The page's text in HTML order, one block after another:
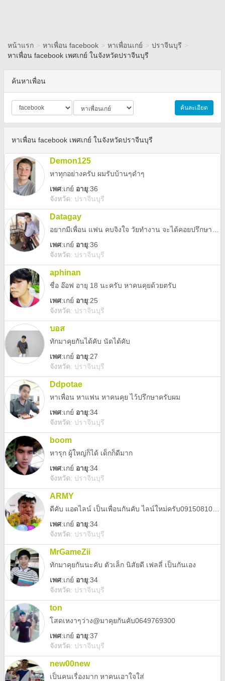
หน้าแรก > หาเพื่อน facebook > หาเพื่อนเกย์ > ปราจีนบุรี >
หาเพื่อน facebook เพศเกย์ ในจังหวัดปราจีนบุรี
ค้นหาเพื่อน
ค้นละเอียด
หาเพื่อน facebook เพศเกย์ ในจังหวัดปราจีนบุรี
Demon125
หาทุกอย่างครับ ผมรับบ้านๆดำๆ
เพศ:เกย์ อายุ:36
จังหวัด: ปราจีนบุรี
Datagay
เพศ:เกย์ อายุ:36
จังหวัด: ปราจีนบุรี
aphinan
ชื่อ อ๊อฟ อายุ 18 นะครับ หาคนคุยด้วยตรับ
เพศ:เกย์ อายุ:25
จังหวัด: ปราจีนบุรี
บอส
ทักมาคุยกันได้คับ นัดได้คับ
เพศ:เกย์ อายุ:27
จังหวัด: ปราจีนบุรี
Ddpotae
หาเพื่อน หาแฟน หาคนคุย ไว้ปรึกษาครับผม
เพศ:เกย์ อายุ:34
จังหวัด: ปราจีนบุรี
boom
หารุก ผู้ใหญ่ก็ได้ เด็กก็ดีมาก
เพศ:เกย์ อายุ:34
จังหวัด: ปราจีนบุรี
ARMY
เพศ:เกย์ อายุ:34
จังหวัด: ปราจีนบุรี
MrGameZii
ทักมาคุยกันนะคับ ตัวเล็ก นิสัยดี เฟลลี่ เป็นกันเอง
เพศ:เกย์ อายุ:34
จังหวัด: ปราจีนบุรี
ton
โสดเหงาๆว่าง@มาคุยกันคับ0649769300
เพศ:เกย์ อายุ:37
จังหวัด: ปราจีนบุรี
new00new
เป็นคนเรื่องมาก หาคนเอาใจใส่